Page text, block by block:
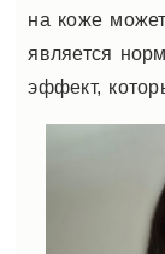
на коже
является
эффект,